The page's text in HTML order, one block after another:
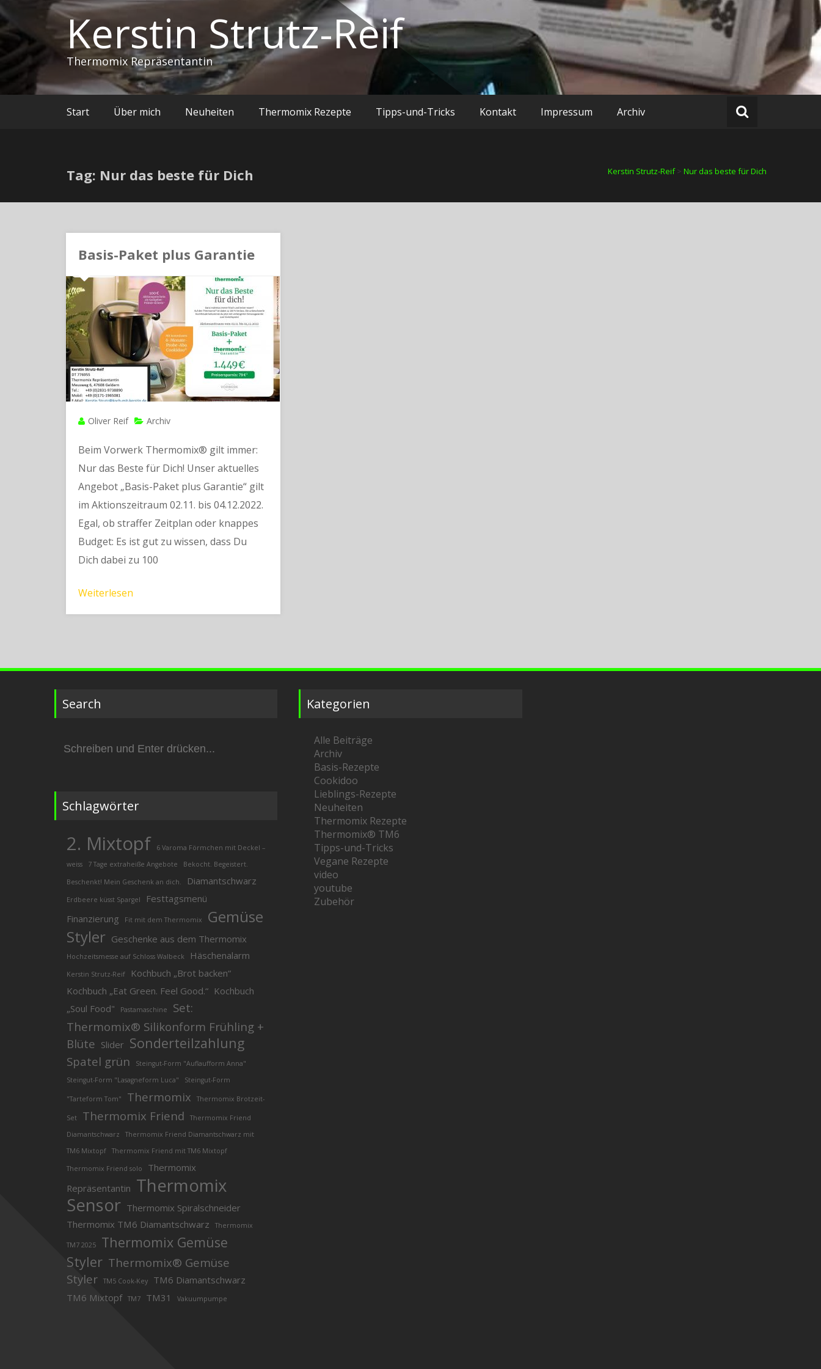
Kerstin Strutz-Reif
Thermomix Repräsentantin
Start Über mich Neuheiten Thermomix Rezepte Tipps-und-Tricks Kontakt Impressum Archiv
Tag: Nur das beste für Dich Kerstin Strutz-Reif> Nur das beste für Dich
Basis-Paket plus Garantie
Oliver Reif Archiv
Beim Vorwerk Thermomix® gilt immer:
Nur das Beste für Dich! Unser aktuelles
Angebot „Basis-Paket plus Garantie“ gilt
im Aktionszeitraum 02.11. bis 04.12.2022.
Egal, ob straffer Zeitplan oder knappes
Budget: Es ist gut zu wissen, dass Du
Dich dabei zu 100
Weiterlesen
Search
nach:
Schlagwörter
2. Mixtopf
6 Varoma Förmchen mit Deckel –
weiss
7 Tage extraheiße Angebote Bekocht. Begeistert.
Beschenkt! Mein Geschenk an dich. Diamantschwarz
Erdbeere küsst Spargel
Festtagsmenü
Finanzierung
Fit mit dem Thermomix
Gemüse
Styler Geschenke aus dem Thermomix
Hochzeitsmesse auf Schloss Walbeck Häschenalarm
Kerstin Strutz-Reif
Kochbuch „Brot backen“
Kochbuch „Eat Green. Feel Good.“ Kochbuch
„Soul Food"
Pastamaschine
Set:
Thermomix® Silikonform Frühling +
Blüte Slider Sonderteilzahlung
Spatel grün
Steingut-Form "Auflaufform Anna"
Steingut-Form "Lasagneform Luca"
Steingut-Form
"Tarteform Tom" Thermomix Thermomix Brotzeit-
Set Thermomix Friend
Thermomix Friend
Diamantschwarz
Thermomix Friend Diamantschwarz mit
TM6 Mixtopf
Thermomix Friend mit TM6 Mixtopf
Thermomix Friend solo
Thermomix
Repräsentantin Thermomix
Sensor Thermomix Spiralschneider
Thermomix TM6 Diamantschwarz
Thermomix
TM7 2025
Thermomix Gemüse
Styler Thermomix® Gemüse
Styler
TM5 Cook-Key
TM6 Diamantschwarz
TM6 Mixtopf
TM7 TM31 Vakuumpumpe
Kategorien
Alle Beiträge
Archiv
Basis-Rezepte
Cookidoo
Lieblings-Rezepte
Neuheiten
Thermomix Rezepte
Thermomix® TM6
Tipps-und-Tricks
Vegane Rezepte
video
youtube
Zubehör